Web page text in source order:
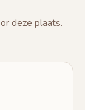
deze plaats.